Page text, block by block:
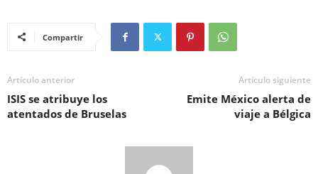
Compartir
Artículo anterior
ISIS se atribuye los
atentados de Bruselas
Artículo siguiente
Emite México alerta de
viaje a Bélgica